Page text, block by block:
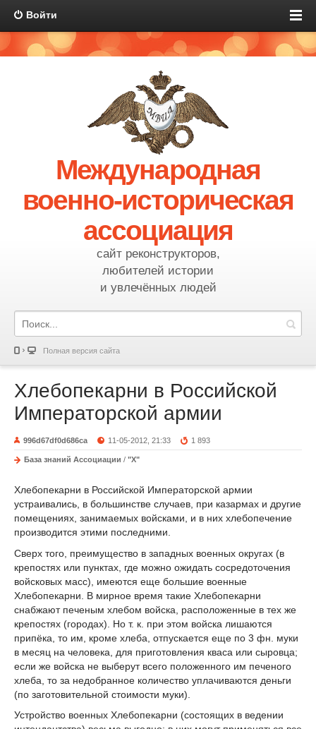
Войти
Международная
военно-историческая
ассоциация
сайт реконструкторов,
любителей истории
и увлечённых людей
Полная версия сайта
Хлебопекарни в Российской
Императорской армии
996d67df0d686ca 11-05-2012, 21:33 1 893
База знаний Ассоциации / "Х"
Хлебопекарни в Российской Императорской армии
устраивались, в большинстве случаев, при казармах и другие
помещениях, занимаемых войсками, и в них хлебопечение
производится этими последними.
Сверх того, преимущество в западных военных округах (в
крепостях или пунктах, где можно ожидать сосредоточения
войсковых масс), имеются еще большие военные
Хлебопекарни. В мирное время такие Хлебопекарни
снабжают печеным хлебом войска, расположенные в тех же
крепостях (городах). Но т. к. при этом войска лишаются
припёка, то им, кроме хлеба, отпускается еще по 3 фн. муки
в месяц на человека, для приготовления кваса или сыровца;
если же войска не выберут всего положенного им печеного
хлеба, то за недобранное количество уплачиваются деньги
(по заготовительной стоимости муки).
Устройство военных Хлебопекарни (состоящих в ведении